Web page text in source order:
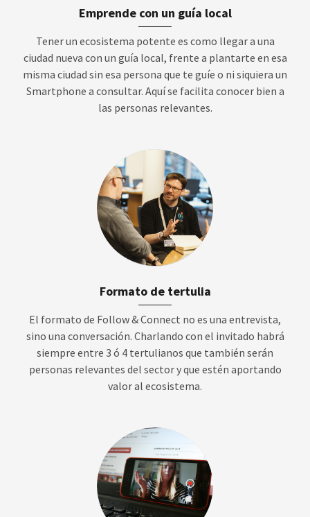
Emprende con un guía local
Tener un ecosistema potente es como llegar a una
ciudad nueva con un guía local, frente a plantarte en esa
misma ciudad sin esa persona que te guíe o ni siquiera un
Smartphone a consultar. Aquí se facilita conocer bien a
las personas relevantes.
Formato de tertulia
El formato de Follow & Connect no es una entrevista,
sino una conversación. Charlando con el invitado habrá
siempre entre 3 ó 4 tertulianos que también serán
personas relevantes del sector y que estén aportando
valor al ecosistema.